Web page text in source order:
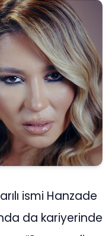
ismi Hanzade
da kariyerinde